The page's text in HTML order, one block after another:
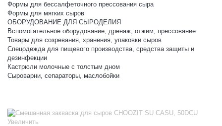
Формы для бессалфеточного прессования сыра
Формы для мягких сыров
ОБОРУДОВАНИЕ ДЛЯ СЫРОДЕЛИЯ
Вспомогательное оборудование, дренаж, отжим, прессование
Товары для созревания, хранения, упаковки сыров
Спецодежда для пищевого производства, средства защиты и
дезинфекции
Кастрюли молочные с толстым дном
Сыроварни, сепараторы, маслобойки
Увеличить